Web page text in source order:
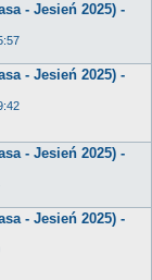
- Jesień 2025) -
- Jesień 2025) -
- Jesień 2025) -
- Jesień 2025) -